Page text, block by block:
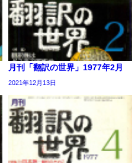
月刊「翻訳の世界」1977年2月
2021年12月13日